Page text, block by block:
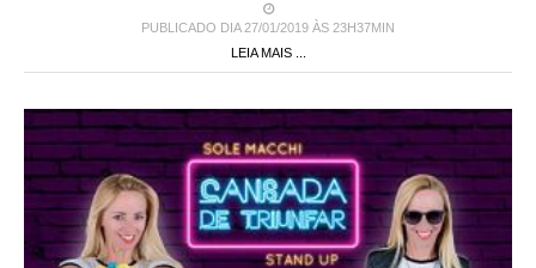
PUBLICADO DIA 27/01/2019 ÀS 23H37MIN
LEIA MAIS ...